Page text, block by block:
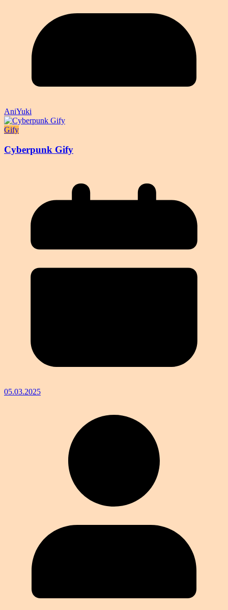
AniYuki
Gify
Cyberpunk Gify
05.03.2025